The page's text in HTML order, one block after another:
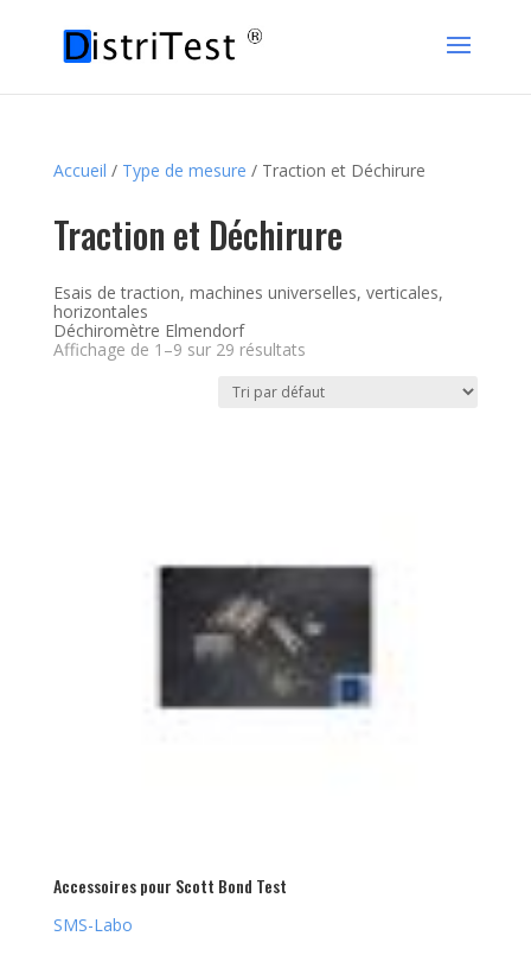
Accueil / Type de mesure / Traction et Déchirure
Traction et Déchirure
Esais de traction, machines universelles, verticales,
horizontales
Déchiromètre Elmendorf
Affichage de 1–9 sur 29 résultats
Accessoires pour Scott Bond Test
SMS-Labo